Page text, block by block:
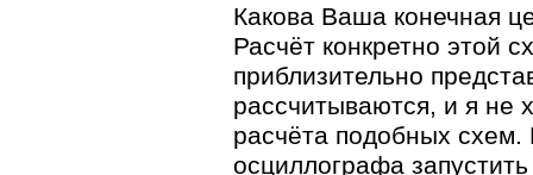
Какова Ваша конечная
Расчёт конкретно этой
приблизительно
рассчитываются, и я не
расчёта подобных
осциллографа